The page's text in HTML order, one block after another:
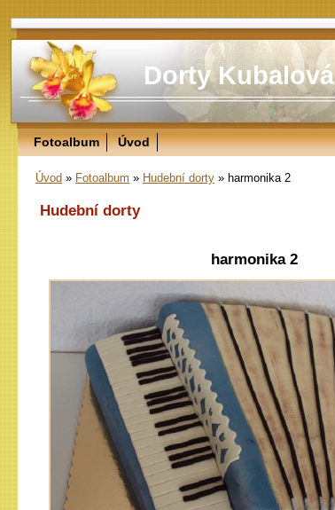
Dorty Kubalová
Fotoalbum Úvod
Úvod » Fotoalbum » Hudební dorty » harmonika 2
Hudební dorty
harmonika 2